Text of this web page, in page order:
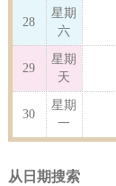
28
星期
六
29
星期
天
30
星期
一
从日期搜索